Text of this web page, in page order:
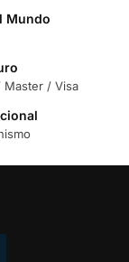
Mundo
Master / Visa